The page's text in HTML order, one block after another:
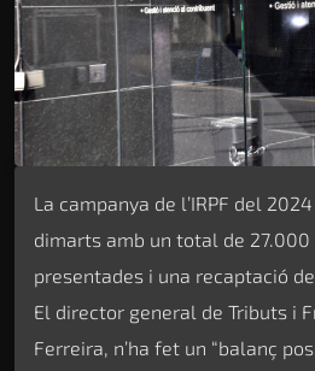
La campanya de l’IRPF del
dimarts amb un total de
presentades i una recaptació
El director general de Tributs i
Ferreira, n’ha fet un “balanç